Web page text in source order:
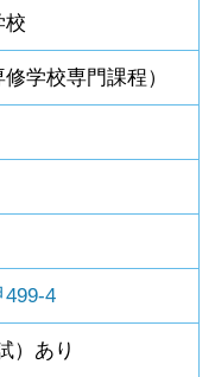
校
学校専門課程）
4
）あり